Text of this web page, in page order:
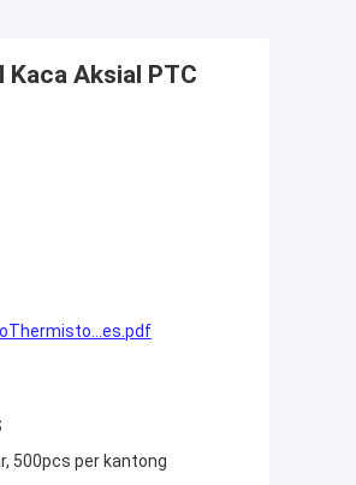
Aksial PTC
500pcs per kantong